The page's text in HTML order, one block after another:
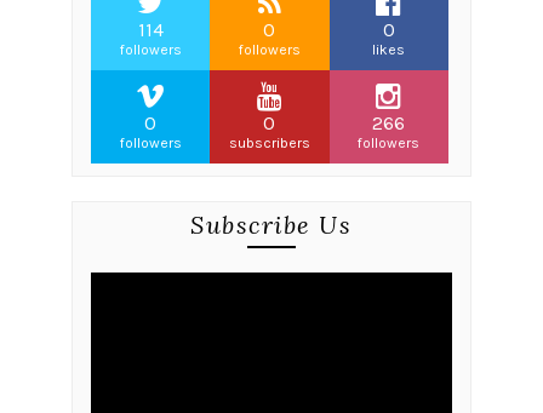
114
followers
0
followers
0
likes
0
followers
0
subscribers
266
followers
Subscribe Us